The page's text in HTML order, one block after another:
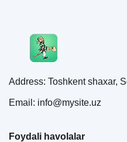
Address: Toshkent shaxar,
Email: info@mysite.uz
Foydali havolalar